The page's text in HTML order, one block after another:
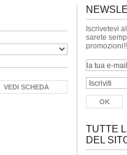
VEDI SCHEDA
Iscrivetevi
sarete
promozioni!!
TUTTE
DEL